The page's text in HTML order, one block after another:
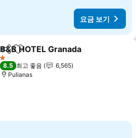
요금 보기
공유 즐겨찾기에 추가
B&B HOTEL Granada
1 성급
8.5 최고 좋음
6,565
Pulianas